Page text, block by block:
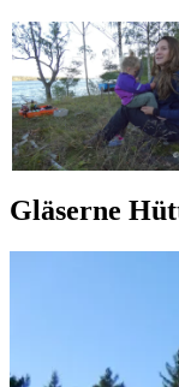
Gläserne